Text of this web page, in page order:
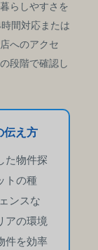
らしやすさを
間対応または
へのアクセ
段階で確認し
伝え方
た物件探
トの種
ンスな
アの環境
件を効率